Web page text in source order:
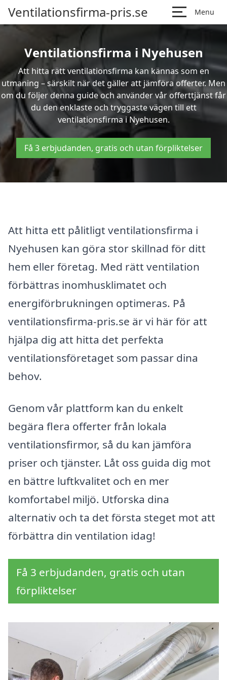
Ventilationsfirma-pris.se Menu
Ventilationsfirma i Nyehusen
Att hitta rätt ventilationsfirma kan kännas som en
utmaning – särskilt när det gäller att jämföra offerter. Men
om du följer denna guide och använder vår offerttjänst får
du den enklaste och tryggaste vägen till ett
ventilationsfirma i Nyehusen.
Få 3 erbjudanden, gratis och utan förpliktelser
Att hitta ett pålitligt ventilationsfirma i
Nyehusen kan göra stor skillnad för ditt
hem eller företag. Med rätt ventilation
förbättras inomhusklimatet och
energiförbrukningen optimeras. På
ventilationsfirma-pris.se är vi här för att
hjälpa dig att hitta det perfekta
ventilationsföretaget som passar dina
behov.
Genom vår plattform kan du enkelt
begära flera offerter från lokala
ventilationsfirmor, så du kan jämföra
priser och tjänster. Låt oss guida dig mot
en bättre luftkvalitet och en mer
komfortabel miljö. Utforska dina
alternativ och ta det första steget mot att
förbättra din ventilation idag!
Få 3 erbjudanden, gratis och utan
förpliktelser